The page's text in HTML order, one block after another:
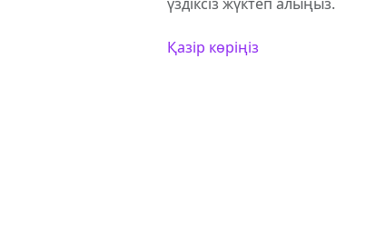
Қазір көріңіз